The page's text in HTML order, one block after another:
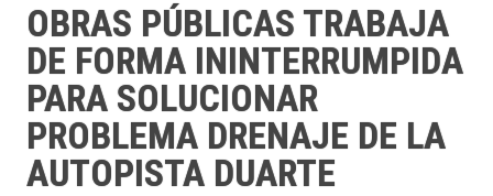
OBRAS PÚBLICAS TRABAJA
DE FORMA ININTERRUMPIDA
PARA SOLUCIONAR
PROBLEMA DRENAJE DE LA
AUTOPISTA DUARTE